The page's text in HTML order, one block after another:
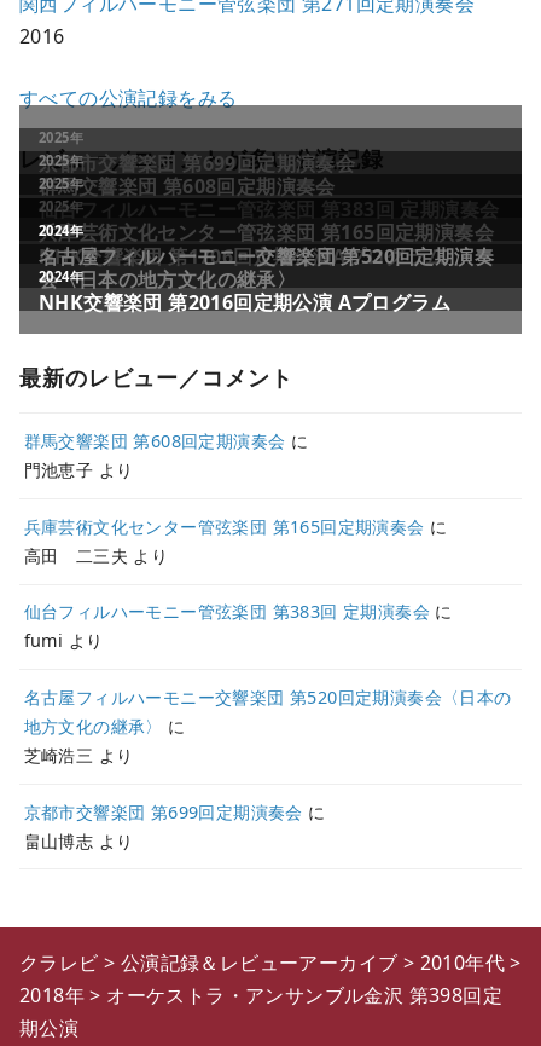
2016
すべての公演記録をみる
レビュー／コメントが多い公演記録
最新のレビュー／コメント
群馬交響楽団 第608回定期演奏会 に
門池恵子 より
兵庫芸術文化センター管弦楽団 第165回定期演奏会 に
高田 二三夫 より
仙台フィルハーモニー管弦楽団 第383回 定期演奏会 に
fumi より
名古屋フィルハーモニー交響楽団 第520回定期演奏会〈日本の
地方文化の継承〉
に
芝崎浩三 より
京都市交響楽団 第699回定期演奏会 に
畠山博志 より
クラレビ > 公演記録＆レビューアーカイブ > 2010年代>
2018年> オーケストラ・アンサンブル金沢 第398回定
期公演